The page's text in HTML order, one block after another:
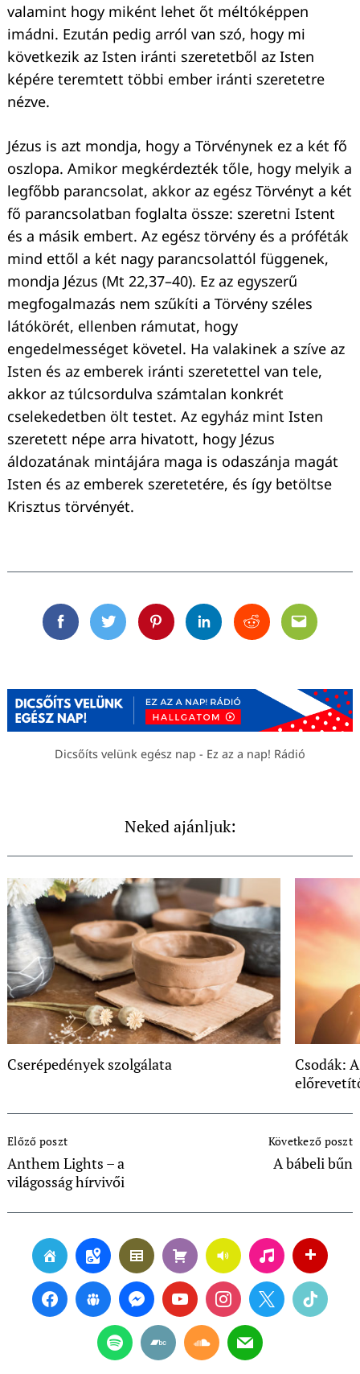
valamint hogy miként lehet őt méltóképpen
imádni. Ezután pedig arról van szó, hogy mi
következik az Isten iránti szeretetből az Isten
képére teremtett többi ember iránti szeretetre
nézve.
Jézus is azt mondja, hogy a Törvénynek ez a két fő
oszlopa. Amikor megkérdezték tőle, hogy melyik a
legfőbb parancsolat, akkor az egész Törvényt a két
fő parancsolatban foglalta össze: szeretni Istent
és a másik embert. Az egész törvény és a próféták
mind ettől a két nagy parancsolattól függenek,
mondja Jézus (Mt 22,37–40). Ez az egyszerű
megfogalmazás nem szűkíti a Törvény széles
látókörét, ellenben rámutat, hogy
engedelmességet követel. Ha valakinek a szíve az
Isten és az emberek iránti szeretettel van tele,
akkor az túlcsordulva számtalan konkrét
cselekedetben ölt testet. Az egyház mint Isten
szeretett népe arra hivatott, hogy Jézus
áldozatának mintájára maga is odaszánja magát
Isten és az emberek szeretetére, és így betöltse
Krisztus törvényét.
FacebookTwitterPinterestLinkedinRedditEmail
Dicsőíts velünk egész nap - Ez az a nap! Rádió
Neked ajánljuk:
Cserépedények szolgálata
Csodák:
Navigation
Előző poszt
Anthem Lights – a
világosság hírvivői
Következő poszt
A bábeli bűn